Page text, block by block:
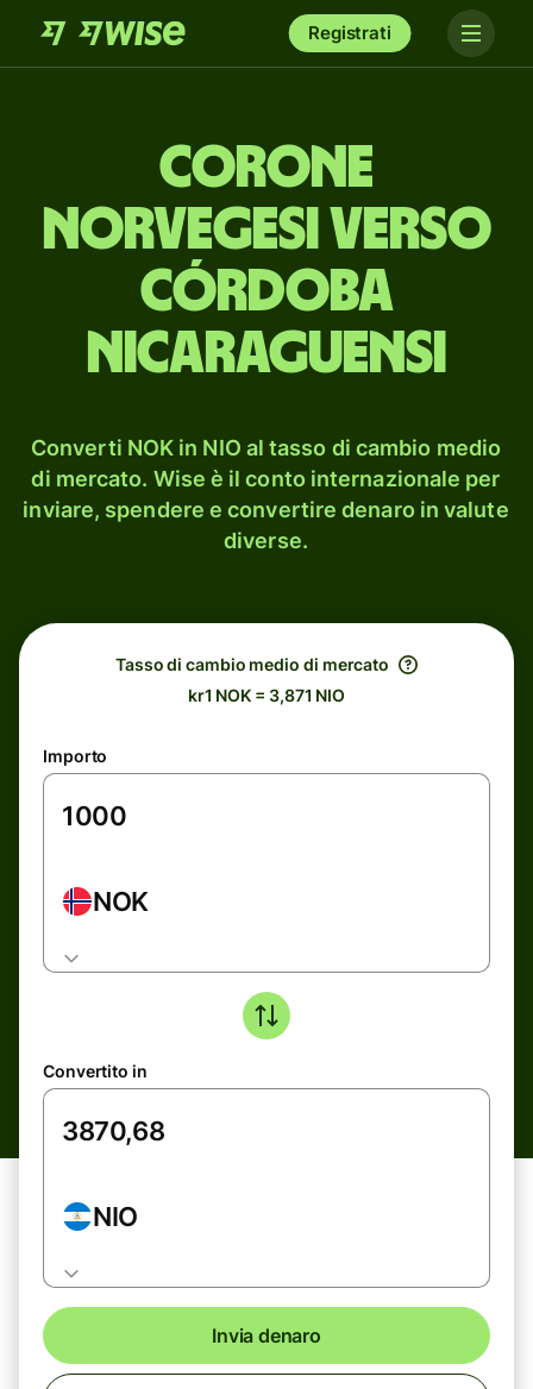
Registrati
corone
norvegesi verso
córdoba
nicaraguensi
Converti NOK in NIO al tasso di cambio medio
di mercato. Wise è il conto internazionale per
inviare, spendere e convertire denaro in valute
diverse.
Tasso di cambio medio di mercato
kr1 NOK = 3,871 NIO
Importo
NOK
Convertito in
NIO
Invia denaro